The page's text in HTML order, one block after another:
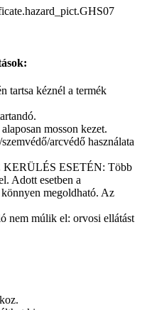
tartsa kéznél a termék
mosson kezet.
arcvédő használata
KERÜLÉS ESETÉN: Több
Adott esetben a
megoldható. Az
nem múlik el: orvosi ellátást